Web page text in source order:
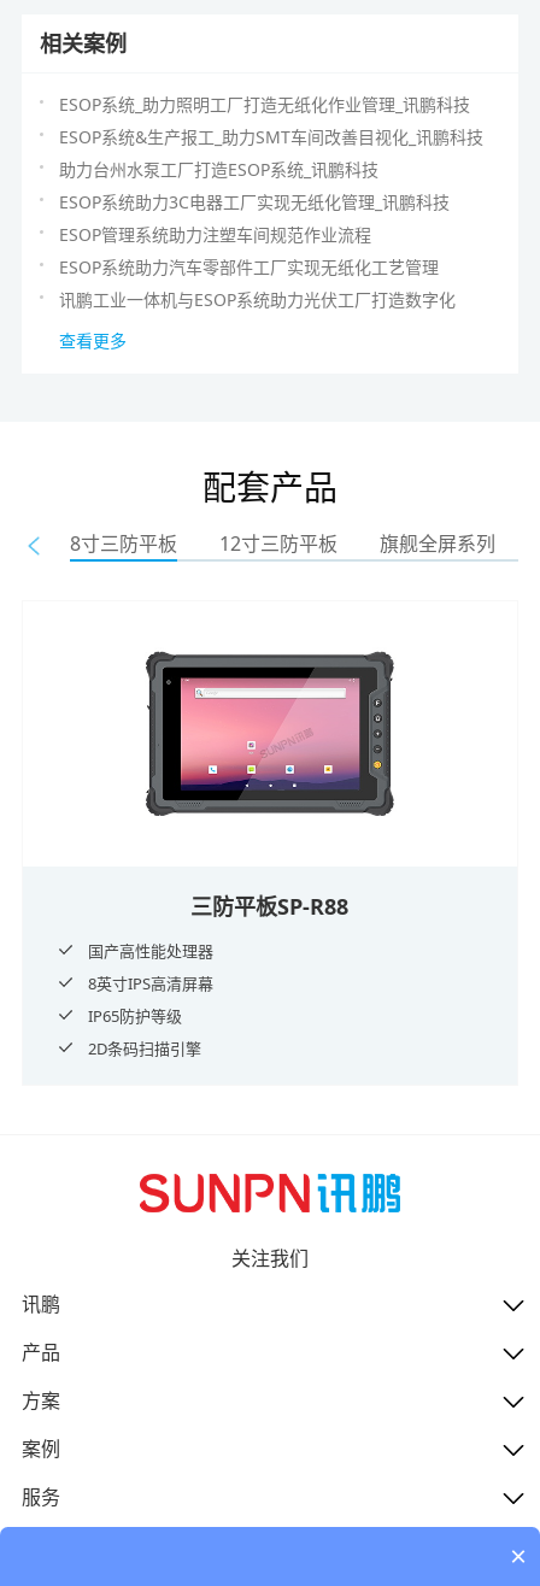
相关案例
ESOP系统_助力照明工厂打造无纸化作业管理_讯鹏科技
ESOP系统&生产报工_助力SMT车间改善目视化_讯鹏科技
助力台州水泵工厂打造ESOP系统_讯鹏科技
ESOP系统助力3C电器工厂实现无纸化管理_讯鹏科技
ESOP管理系统助力注塑车间规范作业流程
ESOP系统助力汽车零部件工厂实现无纸化工艺管理
讯鹏工业一体机与ESOP系统助力光伏工厂打造数字化
查看更多
配套产品
8寸三防平板 12寸三防平板 旗舰全屏系列
三防平板SP-R88
国产高性能处理器
8英寸IPS高清屏幕
IP65防护等级
2D条码扫描引擎
关注我们
讯鹏
产品
方案
案例
服务
×